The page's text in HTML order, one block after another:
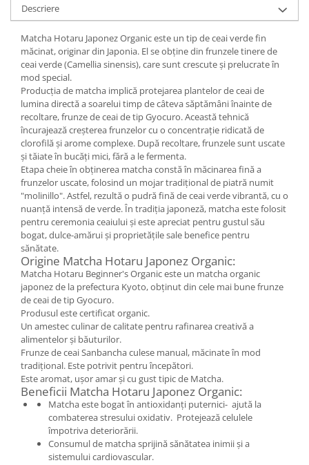
Descriere
Matcha Hotaru Japonez Organic este un tip de ceai verde fin
măcinat, originar din Japonia. El se obține din frunzele tinere de
ceai verde (Camellia sinensis), care sunt crescute și prelucrate în
mod special.
Producția de matcha implică protejarea plantelor de ceai de
lumina directă a soarelui timp de câteva săptămâni înainte de
recoltare, frunze de ceai de tip Gyocuro. Această tehnică
încurajează creșterea frunzelor cu o concentrație ridicată de
clorofilă și arome complexe. După recoltare, frunzele sunt uscate
și tăiate în bucăți mici, fără a le fermenta.
Etapa cheie în obținerea matcha constă în măcinarea fină a
frunzelor uscate, folosind un mojar tradițional de piatră numit
"molinillo". Astfel, rezultă o pudră fină de ceai verde vibrantă, cu o
nuanță intensă de verde. În tradiția japoneză, matcha este folosit
pentru ceremonia ceaiului și este apreciat pentru gustul său
bogat, dulce-amărui și proprietățile sale benefice pentru
sănătate.
Origine Matcha Hotaru Japonez Organic:
Matcha Hotaru Beginner's Organic este un matcha organic
japonez de la prefectura Kyoto, obținut din cele mai bune frunze
de ceai de tip Gyocuro.
Produsul este certificat organic.
Un amestec culinar de calitate pentru rafinarea creativă a
alimentelor şi băuturilor.
Frunze de ceai Sanbancha culese manual, măcinate în mod
tradiţional. Este potrivit pentru începători.
Este aromat, uşor amar şi cu gust tipic de Matcha.
Beneficii Matcha Hotaru Japonez Organic:
Matcha este bogat în antioxidanți puternici- ajută la
combaterea stresului oxidativ. Protejează celulele
împotriva deteriorării.
Consumul de matcha sprijină sănătatea inimii și a
sistemului cardiovascular.